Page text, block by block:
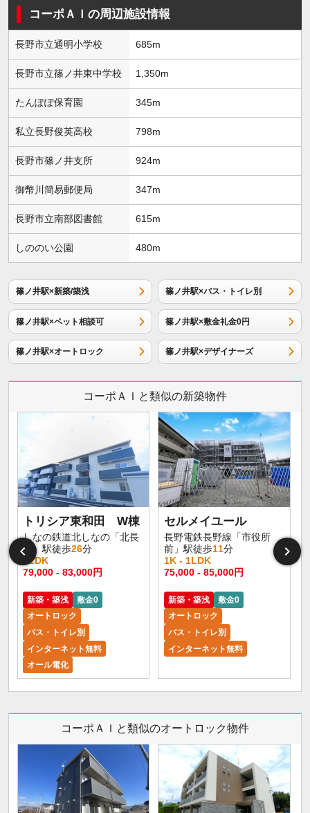
コーポＡＩの周辺施設情報
長野市立通明小学校 685m
長野市立篠ノ井東中学校 1,350m
たんぽぽ保育園 345m
私立長野俊英高校 798m
長野市篠ノ井支所 924m
御幣川簡易郵便局 347m
長野市立南部図書館 615m
しののい公園 480m
篠ノ井駅×新築/築浅 篠ノ井駅×バス・トイレ別
篠ノ井駅×ペット相談可 篠ノ井駅×敷金礼金0円
篠ノ井駅×オートロック 篠ノ井駅×デザイナーズ
コーポＡＩと類似の新築物件
トリシア東和田 W棟
しなの鉄道北しなの「北長
野」駅徒歩26分
1LDK
79,000 - 83,000円
新築・築浅
敷金0
オートロック
バス・トイレ別
インターネット無料
オール電化
セルメイユール
長野電鉄長野線「市役所
前」駅徒歩11分
1K - 1LDK
75,000 - 85,000円
新築・築浅
敷金0
オートロック
バス・トイレ別
インターネット無料
コーポＡＩと類似のオートロック物件